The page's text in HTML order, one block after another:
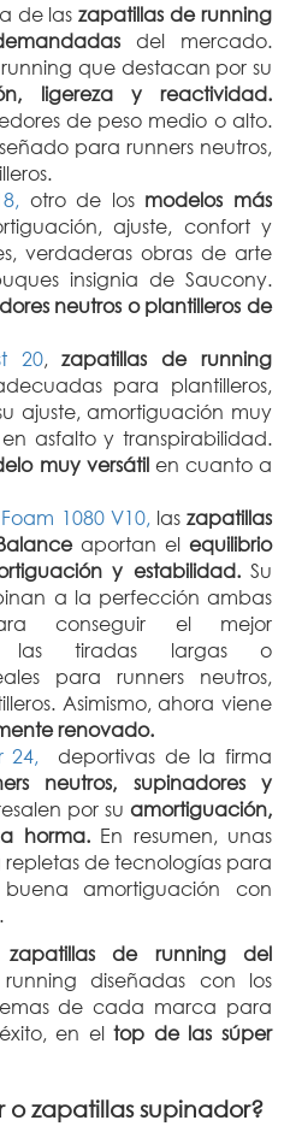
de laszapatillas de running
del mercado.
que destacan por su
ligereza y reactividad.
de peso medio o alto.
para runners neutros,
otro de los modelos más
ajuste, confort y
verdaderas obras de arte
insignia de Saucony.
neutros o plantilleros de
20,zapatillas de running
para plantilleros,
ajuste, amortiguación muy
asfalto y transpirabilidad.
muy versátil en cuanto a
1080 V10,laszapatillas
aportan el equilibrio
y estabilidad.Su
a la perfección ambas
conseguir el mejor
las tiradas largas o
para runners neutros,
Asimismo, ahora viene
renovado.
24, deportivas de la firma
neutros, supinadores y
por su amortiguación,
horma.En resumen, unas
de tecnologías para
amortiguación con
de running del
diseñadas con los
de cada marca para
en eltop de las súper
o zapatillas supinador?